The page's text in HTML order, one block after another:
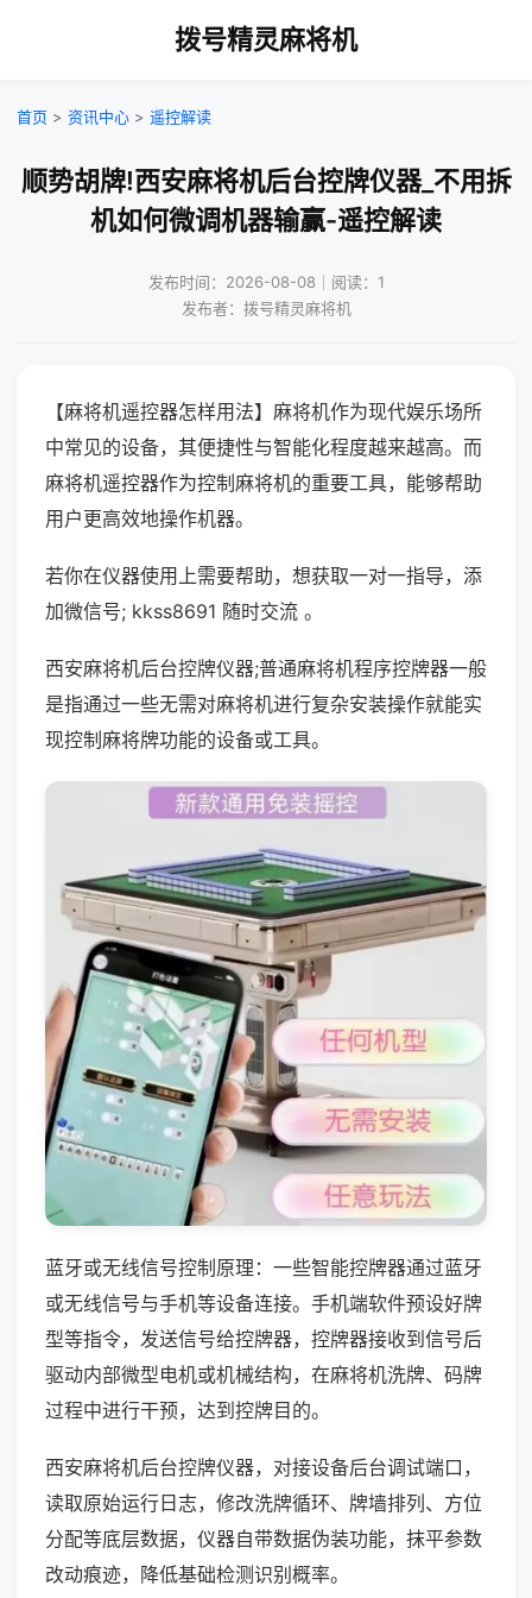
拨号精灵麻将机
首页 > 资讯中心 > 遥控解读
顺势胡牌!西安麻将机后台控牌仪器_不用拆
机如何微调机器输赢-遥控解读
发布时间：2026-08-08｜阅读：1
发布者：拨号精灵麻将机
【麻将机遥控器怎样用法】麻将机作为现代娱乐场所
中常见的设备，其便捷性与智能化程度越来越高。而
麻将机遥控器作为控制麻将机的重要工具，能够帮助
用户更高效地操作机器。
若你在仪器使用上需要帮助，想获取一对一指导，添
加微信号; kkss8691 随时交流 。
西安麻将机后台控牌仪器;普通麻将机程序控牌器一般
是指通过一些无需对麻将机进行复杂安装操作就能实
现控制麻将牌功能的设备或工具。
蓝牙或无线信号控制原理：一些智能控牌器通过蓝牙
或无线信号与手机等设备连接。手机端软件预设好牌
型等指令，发送信号给控牌器，控牌器接收到信号后
驱动内部微型电机或机械结构，在麻将机洗牌、码牌
过程中进行干预，达到控牌目的。
西安麻将机后台控牌仪器，对接设备后台调试端口，
读取原始运行日志，修改洗牌循环、牌墙排列、方位
分配等底层数据，仪器自带数据伪装功能，抹平参数
改动痕迹，降低基础检测识别概率。